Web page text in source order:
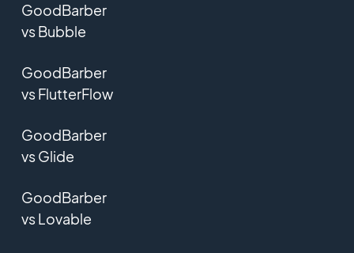
GoodBarber
vs Bubble
GoodBarber
vs FlutterFlow
GoodBarber
vs Glide
GoodBarber
vs Lovable